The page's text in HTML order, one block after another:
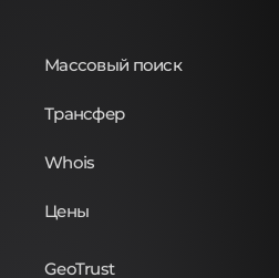
Массовый поиск
Трансфер
Whois
Цены
GeoTrust